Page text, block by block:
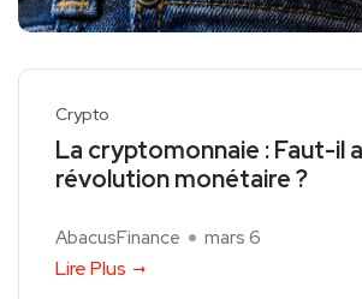
Crypto
La cryptomonnaie : Faut-il
révolution monétaire ?
AbacusFinance mars 6
Lire Plus